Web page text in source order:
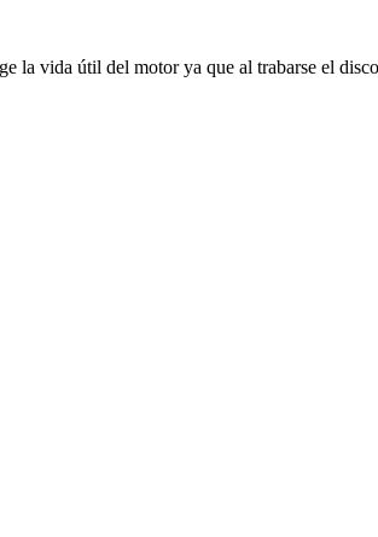
la vida útil del motor ya que al trabarse el